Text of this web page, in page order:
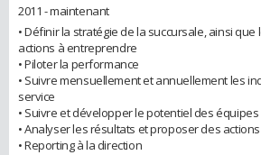
2011 - maintenant
• Définir la stratégie de la succursale, ainsi que
actions à entreprendre
• Piloter la performance
• Suivre mensuellement et annuellement les
service
• Suivre et développer le potentiel des équipes
• Analyser les résultats et proposer des
• Reporting à la direction